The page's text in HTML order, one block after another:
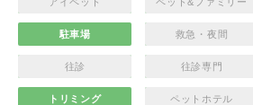
駐車場 救急・夜間
往診 往診専門
トリミング ペットホテル